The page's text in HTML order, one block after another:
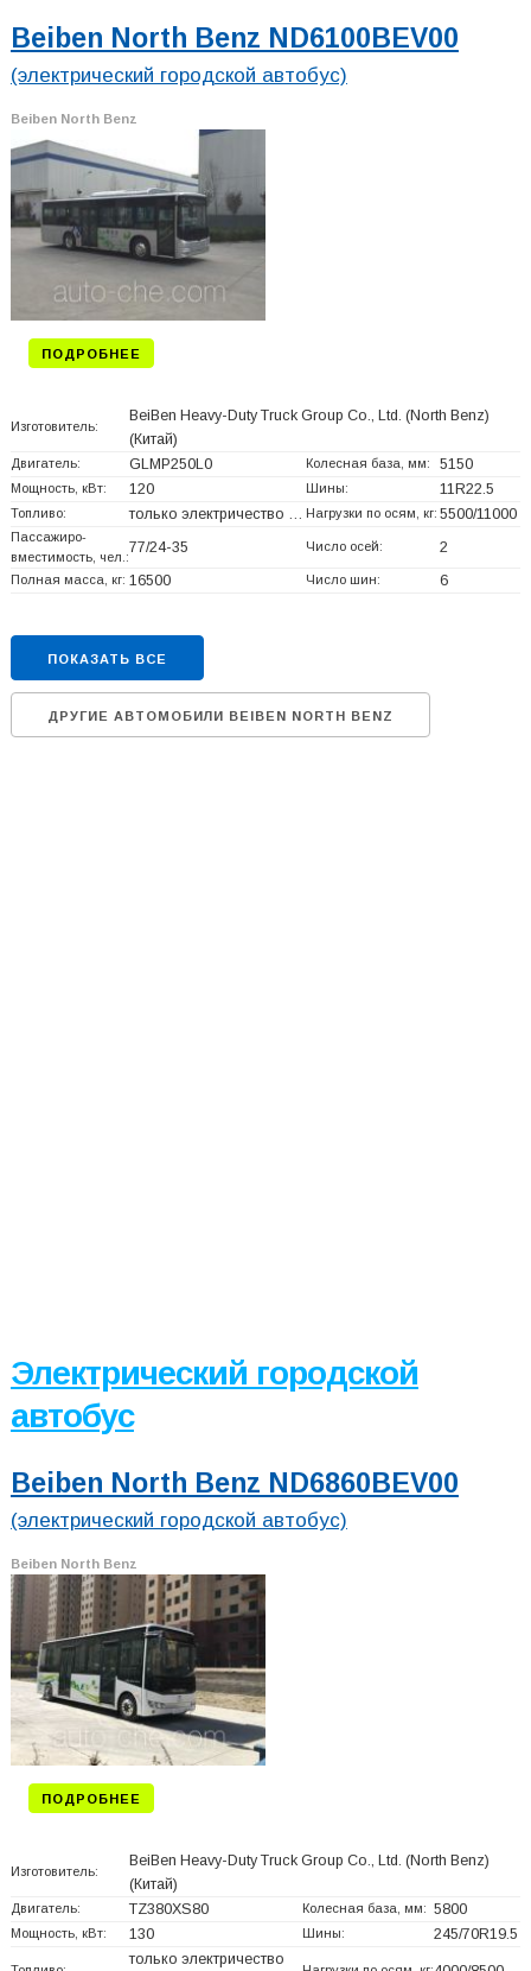
Beiben North Benz ND6100BEV00
(электрический городской автобус)
Beiben North Benz
ПОДРОБНЕЕ
Изготовитель:
BeiBen Heavy-Duty Truck Group Co., Ltd. (North Benz)
(Китай)
Двигатель: GLMP250L0 Колесная база, мм: 5150
Мощность, кВт: 120 Шины: 11R22.5
Топливо: только электричество … Нагрузки по осям, кг: 5500/11000
Пассажиро-
вместимость, чел.:
77/24-35 Число осей: 2
Полная масса, кг: 16500 Число шин: 6
ПОКАЗАТЬ ВСЕ
ДРУГИЕ АВТОМОБИЛИ BEIBEN NORTH BENZ
Электрический городской
автобус
Beiben North Benz ND6860BEV00
(электрический городской автобус)
Beiben North Benz
ПОДРОБНЕЕ
Изготовитель:
BeiBen Heavy-Duty Truck Group Co., Ltd. (North Benz)
(Китай)
Двигатель: TZ380XS80 Колесная база, мм: 5800
Мощность, кВт: 130 Шины: 245/70R19.5
только электричество